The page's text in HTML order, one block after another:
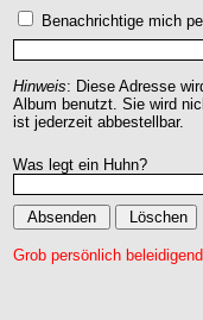
Benachrichtige mich
Hinweis: Diese Adresse
Album benutzt. Sie wird
ist jederzeit abbestellbar.
Was legt ein Huhn?
Grob persönlich